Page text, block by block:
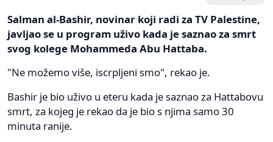
Salman al-Bashir, novinar koji radi za TV Palestine,
javljao se u program uživo kada je saznao za smrt
svog kolege Mohammeda Abu Hattaba.
"Ne možemo više, iscrpljeni smo", rekao je.
Bashir je bio uživo u eteru kada je saznao za Hattabovu
smrt, za kojeg je rekao da je bio s njima samo 30
minuta ranije.